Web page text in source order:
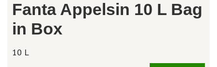
Fanta Appelsin 10 L Bag
in Box
10 L